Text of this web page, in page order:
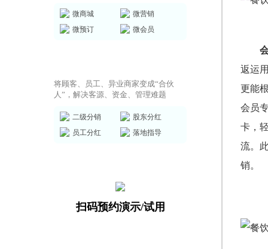
微商城
微营销
微预订
微会员
将顾客、员工、异业商家变成“合伙
人”，解决客源、资金、管理难题
二级分销
股东分红
员工分红
落地指导
扫码预约演示/试用
返运
更能
会员
卡，
流。
销。